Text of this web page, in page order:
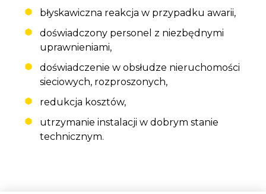
błyskawiczna reakcja w przypadku awarii,
doświadczony personel z niezbędnymi
uprawnieniami,
doświadczenie w obsłudze nieruchomości
sieciowych, rozproszonych,
redukcja kosztów,
utrzymanie instalacji w dobrym stanie
technicznym.